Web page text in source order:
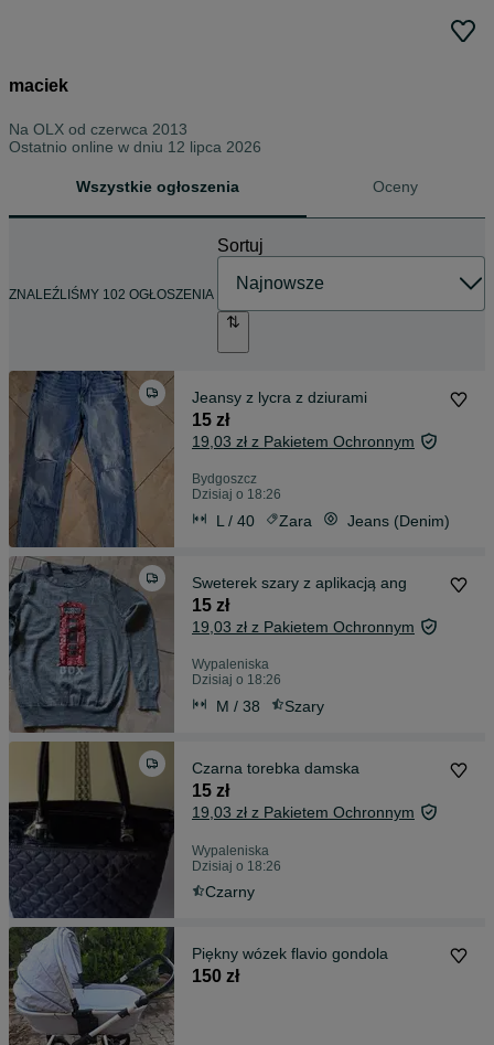
maciek
Na OLX od czerwca 2013
Ostatnio online w dniu 12 lipca 2026
Wszystkie ogłoszenia Oceny
ZNALEŹLIŚMY 102 OGŁOSZENIA
Sortuj
Jeansy z lycra z dziurami
15 zł
19,03 zł z Pakietem Ochronnym
Bydgoszcz
Dzisiaj o 18:26
L / 40 Zara Jeans (Denim)
Sweterek szary z aplikacją ang
15 zł
19,03 zł z Pakietem Ochronnym
Wypaleniska
Dzisiaj o 18:26
M / 38 Szary
Czarna torebka damska
15 zł
19,03 zł z Pakietem Ochronnym
Wypaleniska
Dzisiaj o 18:26
Czarny
Piękny wózek flavio gondola
150 zł